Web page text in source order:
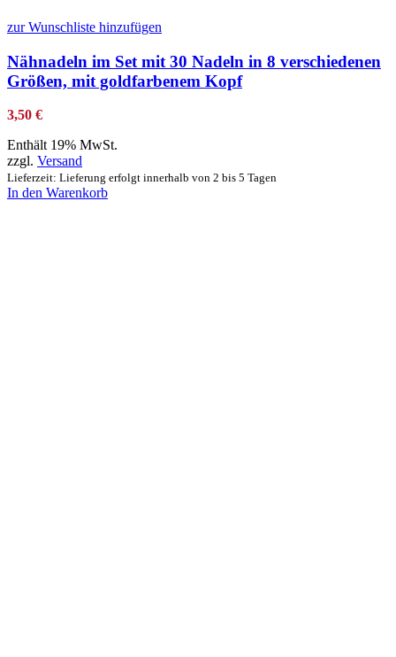
zur Wunschliste hinzufügen
Nähnadeln im Set mit 30 Nadeln in 8 verschiedenen
Größen, mit goldfarbenem Kopf
3,50 €
Enthält 19% MwSt.
zzgl. Versand
Lieferzeit: Lieferung erfolgt innerhalb von 2 bis 5 Tagen
In den Warenkorb